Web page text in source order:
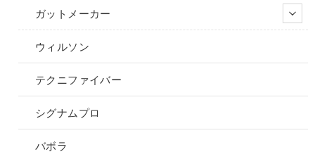
ガットメーカー
ウィルソン
テクニファイバー
シグナムプロ
バボラ